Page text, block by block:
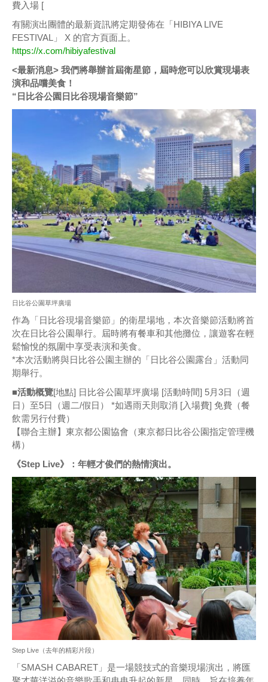
費入場 [
有關演出團體的最新資訊將定期發佈在「HIBIYA LIVE
FESTIVAL」 X 的官方頁面上。
https://x.com/hibiyafestival
<最新消息> 我們將舉辦首屆衛星節，屆時您可以欣賞現場表
演和品嚐美食！
“日比谷公園日比谷現場音樂節”
日比谷公園草坪廣場
作為「日比谷現場音樂節」的衛星場地，本次音樂節活動將首
次在日比谷公園舉行。屆時將有餐車和其他攤位，讓遊客在輕
鬆愉悅的氛圍中享受表演和美食。
*本次活動將與日比谷公園主辦的「日比谷公園露台」活動同
期舉行。
■活動概覽[地點] 日比谷公園草坪廣場 [活動時間] 5月3日（週
日）至5日（週二/假日） *如遇雨天則取消 [入場費] 免費（餐
飲需另行付費）
【聯合主辦】東京都公園協會（東京都日比谷公園指定管理機
構）
《Step Live》：年輕才俊們的熱情演出。
Step Live（去年的精彩片段）
「SMASH CABARET」是一場競技式的音樂現場演出，將匯